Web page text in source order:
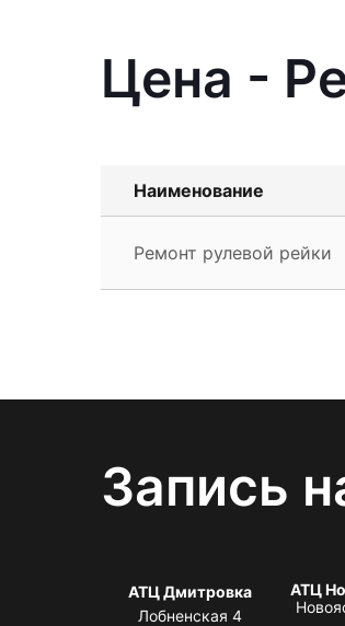
Цена -
Наименование
Ремонт рулевой рейки
Запись
АТЦ Дмитровка
Лобненская 4
АТЦ